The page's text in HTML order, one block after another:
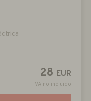
28 EUR
IVA no incluido